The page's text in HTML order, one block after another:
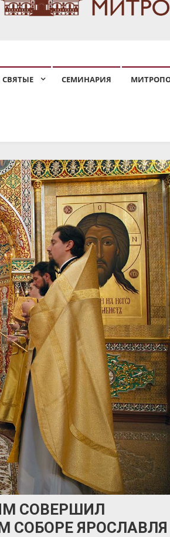
СЕМИНАРИЯ
СОВЕРШИЛ
СОБОРЕ ЯРОСЛАВЛЯ